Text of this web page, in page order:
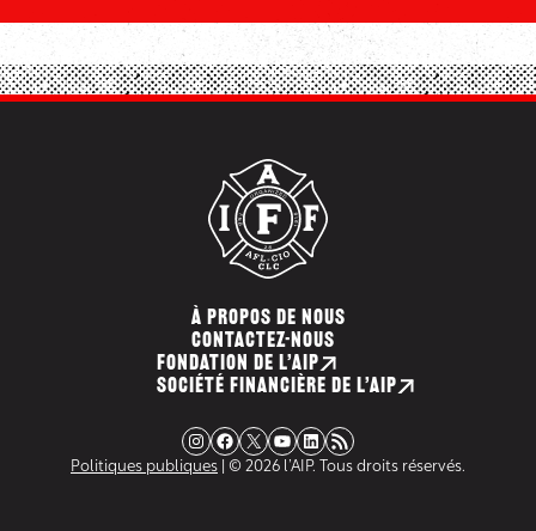
À PROPOS DE NOUS
CONTACTEZ-NOUS
FONDATION DE L’AIP
SOCIÉTÉ FINANCIÈRE DE L’AIP
Instagram Facebook X YouTube LinkedIn Flux RSS
Politiques publiques | © 2026 l’AIP. Tous droits réservés.